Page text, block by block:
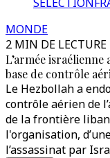
MONDE
2 MIN DE LECTURE
L’armée israélienne
base de contrôle
Le Hezbollah a
contrôle aérien de
de la frontière
l'organisation,
l’assassinat par